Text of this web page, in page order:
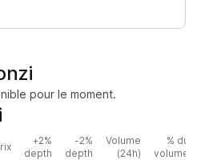
pour le moment.
+2%
depth
-2%
depth
Volume
(24h)
% du
volume